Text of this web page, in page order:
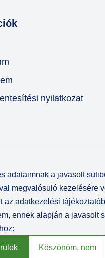
nyilatkozat
2026
Integral Vision Kft.
adataimnak a javasolt
megvalósuló kezelésére
az adatkezelési
ennek alapján a javasolt
Köszönöm, nem